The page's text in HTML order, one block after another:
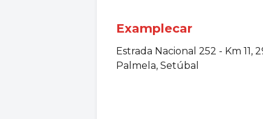
Examplecar
Estrada Nacional 252 - Km 11,
Palmela, Setúbal